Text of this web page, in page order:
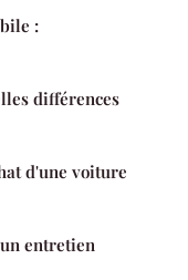
:
différences
d'une voiture
entretien